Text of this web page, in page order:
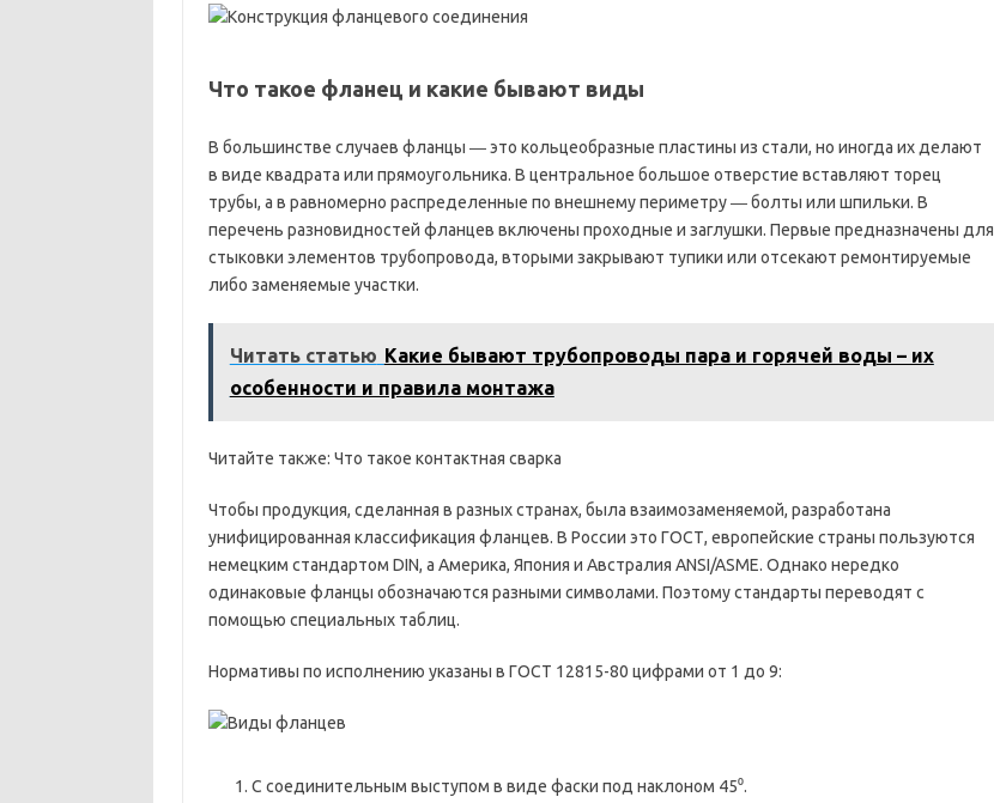
Что такое фланец и какие бывают виды
В большинстве случаев фланцы ― это кольцеобразные пластины из стали, но иногда их делают
в виде квадрата или прямоугольника. В центральное большое отверстие вставляют торец
трубы, а в равномерно распределенные по внешнему периметру ― болты или шпильки. В
перечень разновидностей фланцев включены проходные и заглушки. Первые предназначены для
стыковки элементов трубопровода, вторыми закрывают тупики или отсекают ремонтируемые
либо заменяемые участки.
Читать статью Какие бывают трубопроводы пара и горячей воды – их
особенности и правила монтажа
Читайте также: Что такое контактная сварка
Чтобы продукция, сделанная в разных странах, была взаимозаменяемой, разработана
унифицированная классификация фланцев. В России это ГОСТ, европейские страны пользуются
немецким стандартом DIN, а Америка, Япония и Австралия ANSI/ASME. Однако нередко
одинаковые фланцы обозначаются разными символами. Поэтому стандарты переводят с
помощью специальных таблиц.
Нормативы по исполнению указаны в ГОСТ 12815-80 цифрами от 1 до 9:
С соединительным выступом в виде фаски под наклоном 45⁰.